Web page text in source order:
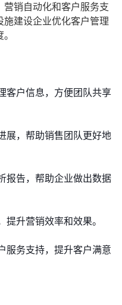
销自动化和客户服务支
建设企业优化客户管理
客户信息，方便团队共享
展，帮助销售团队更好地
报告，帮助企业做出数据
提升营销效率和效果。
服务支持，提升客户满意